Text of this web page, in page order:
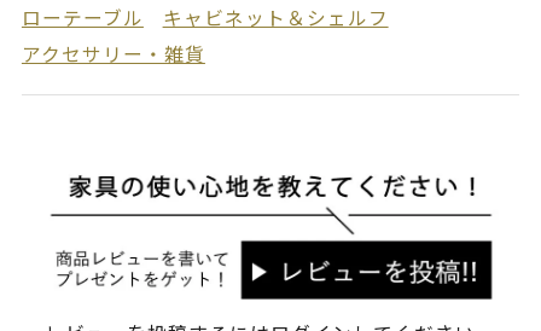
ローテーブル
キャビネット＆シェルフ
アクセサリー・雑貨